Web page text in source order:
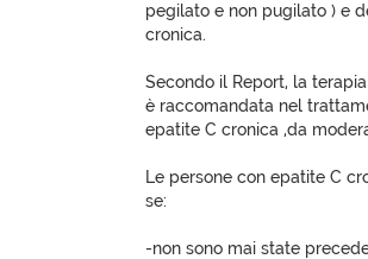
pegilato e non pugilato ) e
cronica.
Secondo il Report, la
è raccomandata nel
epatite C cronica ,da
Le persone con epatite C
se:
-non sono mai state